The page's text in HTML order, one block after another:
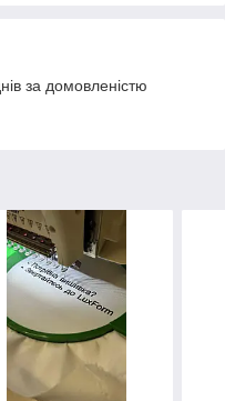
за домовленістю